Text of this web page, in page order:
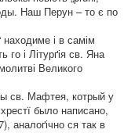
Наш Перун – то є по
находиме і в самім
і Літурґія св. Яна
Великого
св. Мафтея, котрый у
было написано,
аналоґічно ся так в